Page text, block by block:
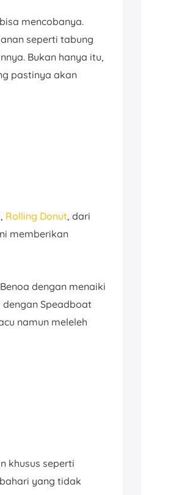
mencobanya.
seperti tabung
Bukan hanya itu,
pastinya akan
Rolling Donut, dari
memberikan
dengan menaiki
Speadboat
namun meleleh
khusus seperti
yang tidak